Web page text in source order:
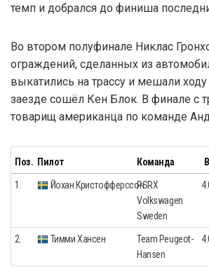
темп и добрался до финиша
Во втором полуфинале Никлас
ограждений, сделанных из
выкатились на трассу и мешали
заезде сошёл Кен Блок. В финале с
товарищ американца по команде
Поз. Пилот Команда
1. Йохан КристофферссонPSRX
Volkswagen
Sweden
2. Тимми Хансен
Team Peugeot-
Hansen